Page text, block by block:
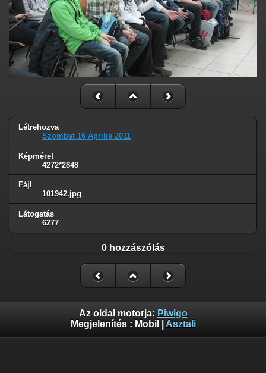
Létrehozva
Szombat 16 Április 2011
Képméret
4272*2848
Fájl
101942.jpg
Látogatás
6277
0 hozzászólás
Az oldal motorja: Piwigo
Megjelenítés : Mobil Asztali